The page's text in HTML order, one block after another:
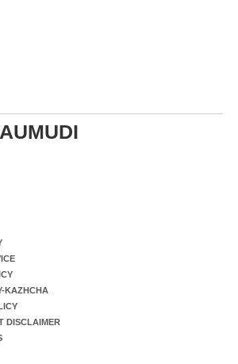
KAZHCHA
DISCLAIMER